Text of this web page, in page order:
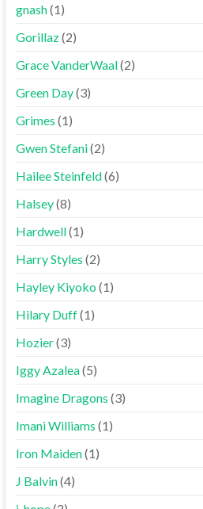
gnash(1)
Gorillaz(2)
Grace VanderWaal(2)
Green Day(3)
Grimes (1)
Gwen Stefani(2)
Hailee Steinfeld(6)
Halsey(8)
Hardwell(1)
Harry Styles (2)
Hayley Kiyoko(1)
Hilary Duff(1)
Hozier(3)
Iggy Azalea(5)
Imagine Dragons (3)
Imani Williams (1)
Iron Maiden(1)
J Balvin(4)